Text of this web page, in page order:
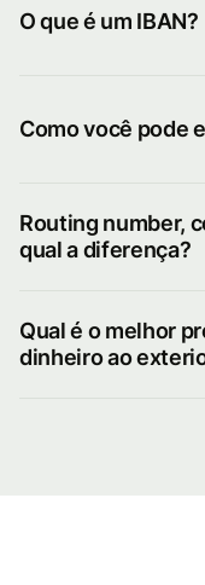
O que é um IBAN?
Como você pode
Routing number,
qual a diferença?
Qual é o melhor
dinheiro ao